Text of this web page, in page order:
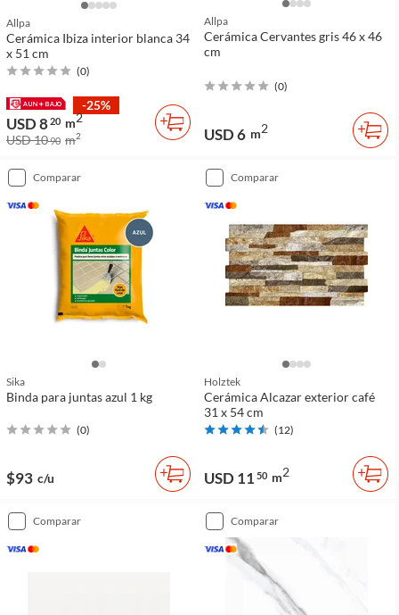
Allpa
Cerámica Ibiza interior blanca 34
x 51 cm
(0)
-25%
USD 820 m2
USD 1090 m2
Allpa
Cerámica Cervantes gris 46 x 46
cm
(0)
USD 6 m2
comparar
Sika
Binda para juntas azul 1 kg
(0)
$93 c/u
comparar
Holztek
Cerámica Alcazar exterior café
31 x 54 cm
(12)
USD 11 50 m2
comparar comparar